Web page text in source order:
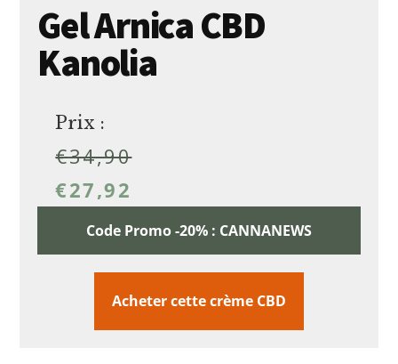
Gel Arnica CBD
Kanolia
Prix :
€34,90
€27,92
Code Promo -20% : CANNANEWS
Acheter cette crème CBD